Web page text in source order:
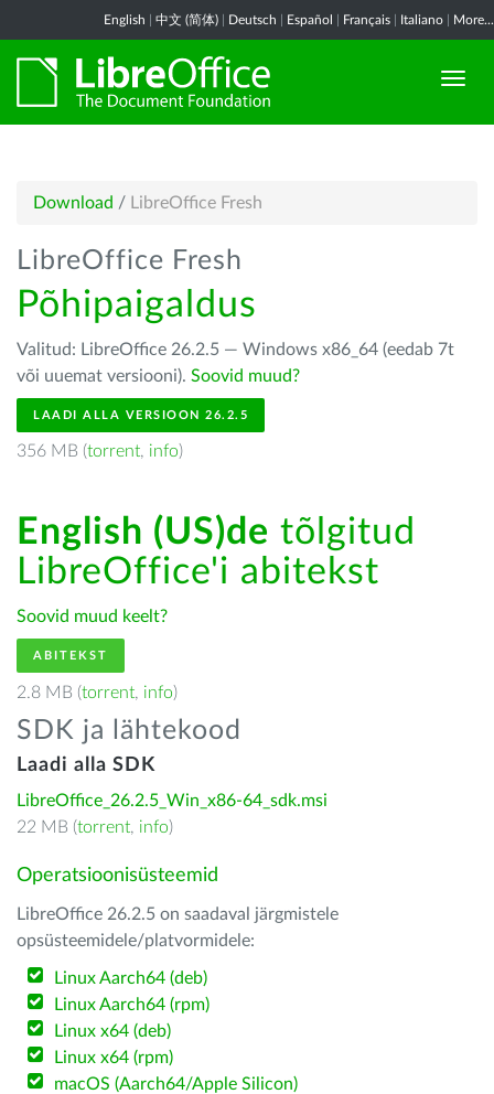
English 中文 (简体) Deutsch Español Français Italiano More...
Download / LibreOffice Fresh
LibreOffice Fresh
Põhipaigaldus
Valitud: LibreOffice 26.2.5 — Windows x86_64 (eedab 7t
või uuemat versiooni). Soovid muud?
LAADI ALLA VERSIOON 26.2.5
356 MB (torrent, info)
English (US)de tõlgitud
LibreOffice'i abitekst
Soovid muud keelt?
ABITEKST
2.8 MB (torrent, info)
SDK ja lähtekood
Laadi alla SDK
LibreOffice_26.2.5_Win_x86-64_sdk.msi
22 MB (torrent, info)
Operatsioonisüsteemid
LibreOffice 26.2.5 on saadaval järgmistele
opsüsteemidele/platvormidele:
Linux Aarch64 (deb)
Linux Aarch64 (rpm)
Linux x64 (deb)
Linux x64 (rpm)
macOS (Aarch64/Apple Silicon)